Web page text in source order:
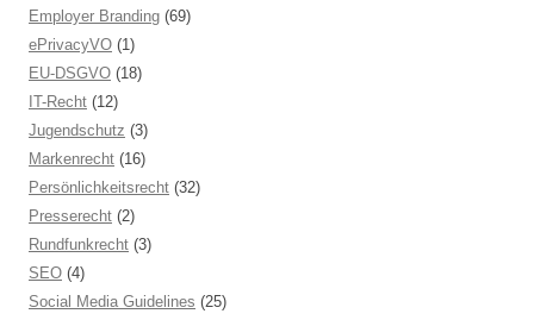
Employer Branding (69)
ePrivacyVO (1)
EU-DSGVO (18)
IT-Recht (12)
Jugendschutz (3)
Markenrecht (16)
Persönlichkeitsrecht (32)
Presserecht (2)
Rundfunkrecht (3)
SEO (4)
Social Media Guidelines (25)